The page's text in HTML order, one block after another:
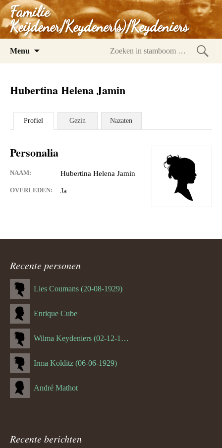
Familie
Keijdener/Keydener(s)/Keydeniers
Menu
Hubertina Helena Jamin
Profiel Gezin Nazaten
Personalia
NAAM: Hubertina Helena Jamin
OVERLEDEN: Ja
Recente personen
Lies Coumans (20-08-1929)
Enrique Cube
Wilma Keydeniers (02-12-1953)
Irma Kolditz (06-06-1929)
André Mathot
Recente berichten